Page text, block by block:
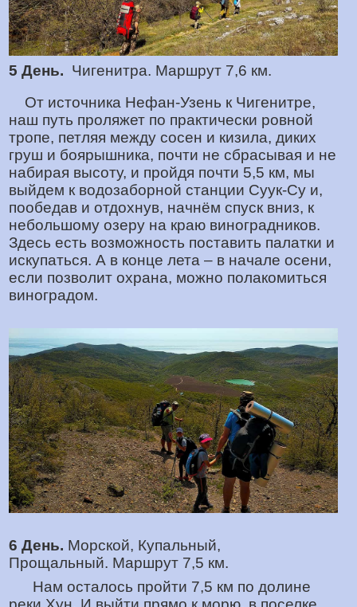
5 День. Чигенитра. Маршрут 7,6 км.
От источника Нефан-Узень к Чигенитре,
наш путь проляжет по практически ровной
тропе, петляя между сосен и кизила, диких
груш и боярышника, почти не сбрасывая и не
набирая высоту, и пройдя почти 5,5 км, мы
выйдем к водозаборной станции Суук-Су и,
пообедав и отдохнув, начнём спуск вниз, к
небольшому озеру на краю виноградников.
Здесь есть возможность поставить палатки и
искупаться. А в конце лета – в начале осени,
если позволит охрана, можно полакомиться
виноградом.
6 День. Морской, Купальный,
Прощальный. Маршрут 7,5 км.
Нам осталось пройти 7,5 км по долине